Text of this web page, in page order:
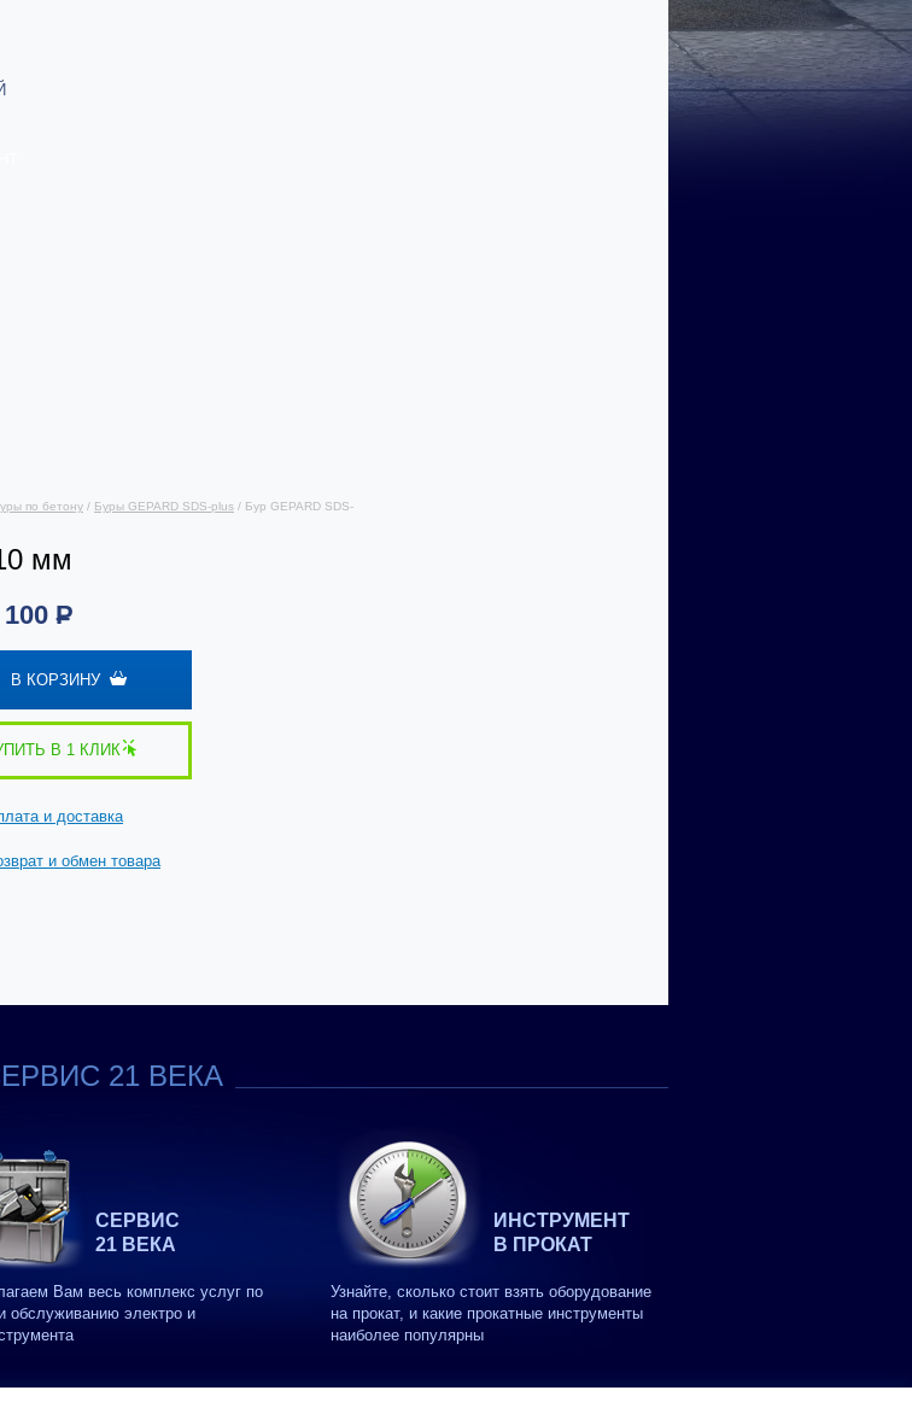
по бетону / Буры GEPARD SDS-plus / Бур GEPARD SDS-
мм
100 Р
В КОРЗИНУ
В 1 КЛИК
и доставка
и обмен товара
21 ВЕКА
СЕРВИС
21 ВЕКА
Вам весь комплекс услуг по
обслуживанию электро и
ИНСТРУМЕНТ
В ПРОКАТ
Узнайте, сколько стоит взять оборудование
на прокат, и какие прокатные инструменты
наиболее популярны